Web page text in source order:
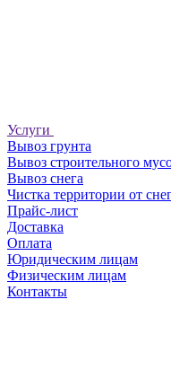
Услуги
Вывоз грунта
Вывоз строительного
Вывоз снега
Чистка территории от
Прайс-лист
Доставка
Оплата
Юридическим лицам
Физическим лицам
Контакты